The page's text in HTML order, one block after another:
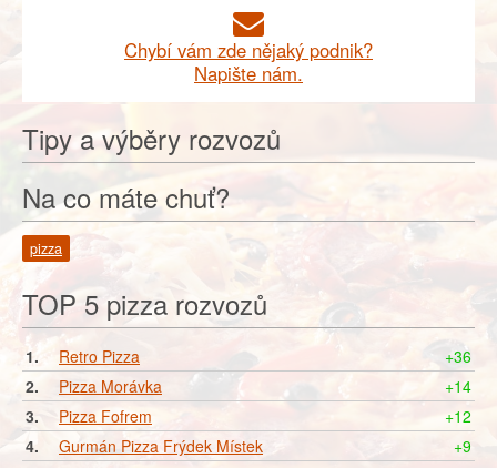
Chybí vám zde nějaký podnik?
Napište nám.
Tipy a výběry rozvozů
Na co máte chuť?
pizza
TOP 5 pizza rozvozů
1. Retro Pizza
+36
2.
Pizza Morávka
+14
3.
Pizza Fofrem
+12
4.
Gurmán Pizza Frýdek Místek
+9